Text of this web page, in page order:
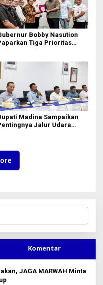
Bobby Nasution
Tiga Prioritas
Madina Sampaikan
Jalur Udara
Komentar
JAGA MARWAH Minta